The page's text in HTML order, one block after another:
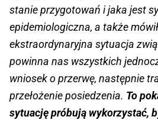
stanie przygotowań i jaka jest
epidemiologiczna, a także
ekstraordynaryjna sytuacja
powinna nas wszystkich
wniosek o przerwę, następnie
przełożenie posiedzenia. To
sytuację próbują wykorzystać,